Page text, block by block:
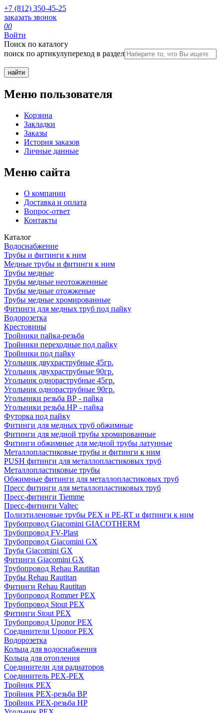
+7 (812) 350-45-25
заказать звонок
00
Войти
Поиск по каталогу
поиск по артикулупереход в раздел
Меню пользователя
Корзина
Закладки
Заказы
История заказов
Личные данные
Меню сайта
О компании
Доставка и оплата
Вопрос-ответ
Контакты
Каталог
Водоснабжение
Трубы и фитинги к ним
Медные трубы и фитинги к ним
Трубы медные
Трубы медные неотожженные
Трубы медные отожженые
Трубы медные хромированные
Фитинги для медных труб под пайку
Водорозетка
Крестовины
Тройники пайка-резьба
Тройники переходные под пайку
Тройники под пайку
Угольник двухраструбные 45гр.
Угольник двухраструбные 90гр.
Угольник однораструбные 45гр.
Угольник однораструбные 90гр.
Угольники резьба ВР - пайка
Угольники резьба НР - пайка
Футорка под пайку
Фитинги для медных труб обжимные
Фитинги для медной трубы хромированные
Фитинги обжимные для медной трубы латунные
Металлопластиковые трубы и фитинги к ним
PUSH фитинги для металлопластиковых труб
Металлопластиковые трубы
Обжимные фитинги для металлопластиковых труб
Пресс фитинги для металлопластиковых труб
Пресс-фитинги Tiemme
Пресс-фитинги Valtec
Полиэтиленовые трубы PEX и PE-RT и фитинги к ним
Трубопровод Giacomini GIACOTHERM
Трубопровод FV-Plast
Трубопровод Giacomini GX
Труба Giacomini GX
Фитинги Giacomini GX
Трубопровод Rehau Rautitan
Трубы Rehau Rautitan
Фитинги Rehau Rautitan
Трубопровод Rommer PEX
Трубопровод Stout PEX
Фитинги Stout PEX
Трубопровод Uponor PEX
Соединители Uponor PEX
Водорозетка
Кольца для водоснабжения
Кольца для отопления
Соединители для радиаторов
Соединитель PEX-PEX
Тройник PEX
Тройник PEX-резьба ВР
Тройник PEX-резьба НР